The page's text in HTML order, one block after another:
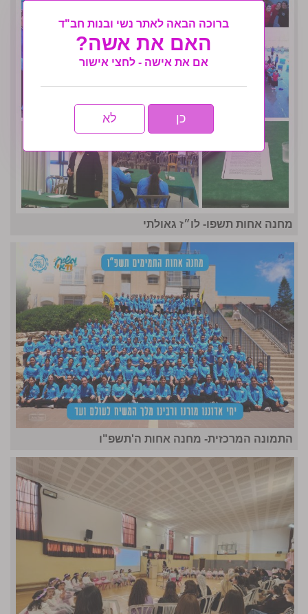
מחנה אחות תשפו- לו״ז גאולתי
התמונה המרכזית- מחנה אחות ה'תשפ"ו
ברוכה הבאה לאתר נשי ובנות חב"ד
האם את אשה?
אם את אישה - לחצי אישור
כן לא